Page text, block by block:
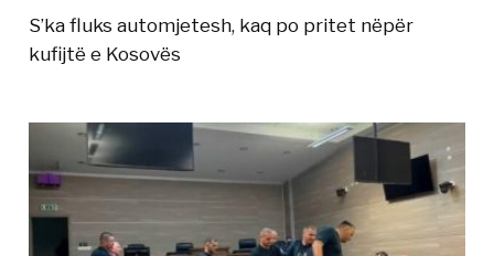
S’ka fluks automjetesh, kaq po pritet nëpër
kufijtë e Kosovës